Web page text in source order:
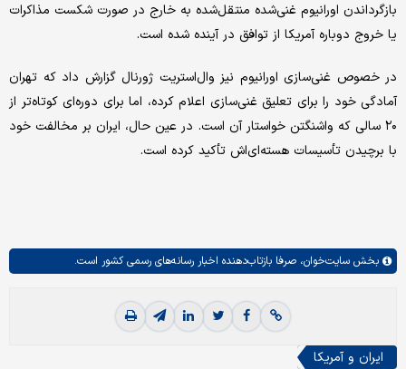
بازگرداندن اورانیوم غنی‌شده منتقل‌شده به خارج در صورت شکست مذاکرات
یا خروج دوباره آمریکا از توافق در آینده شده است.
در خصوص غنی‌سازی اورانیوم نیز وال‌استریت ژورنال گزارش داد که تهران
آمادگی خود را برای تعلیق غنی‌سازی اعلام کرده، اما برای دوره‌ای کوتاه‌تر از
۲۰ سالی که واشنگتن خواستار آن است. در عین حال، ایران بر مخالفت خود
با برچیدن تأسیسات هسته‌ای‌اش تأکید کرده است.
بخش سایت‌خوان، صرفا بازتاب‌دهنده اخبار رسانه‌های رسمی کشور است.
ایران و آمریکا